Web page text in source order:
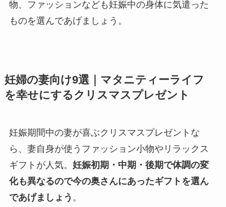
物、ファッションなども妊娠中の身体に気遣った
ものを選んであげましょう。
妊婦の妻向け9選｜マタニティーライフ
を幸せにするクリスマスプレゼント
妊娠期間中の妻が喜ぶクリスマスプレゼントな
ら、妻自身が使うファッション小物やリラックス
ギフトが人気。 妊娠初期・中期・後期で体調の変
化も異なるので今の奥さんにあったギフトを選ん
であげましょう 。